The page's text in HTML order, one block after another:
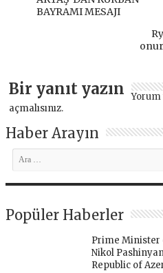
BAYRAMI MESAJI
Bir yanıt yazın
açmalısınız.
Haber Arayın
Popüler Haberler
Prime Minister
Nikol
Republic of